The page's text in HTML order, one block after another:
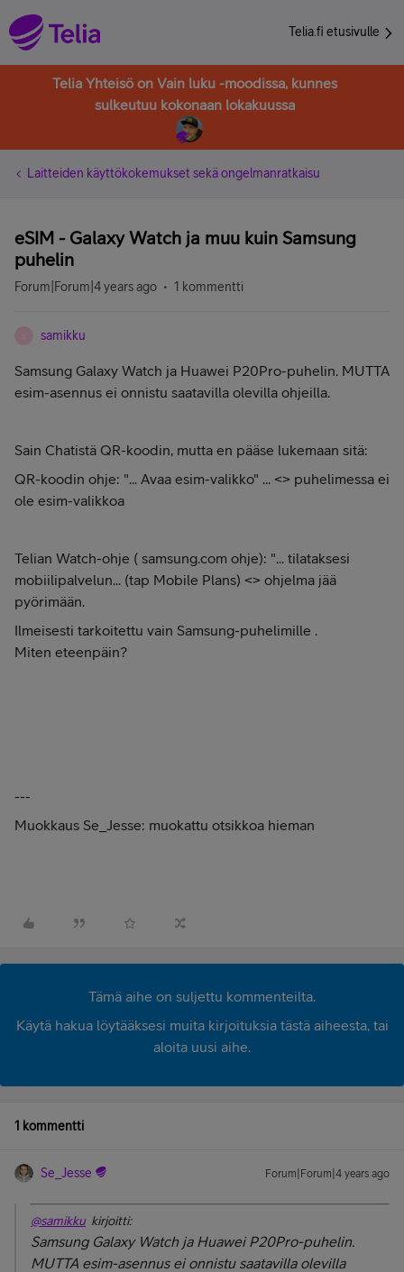
Telia.fi etusivulle
Telia Yhteisö on Vain luku -moodissa, kunnes
sulkeutuu kokonaan lokakuussa
Laitteiden käyttökokemukset sekä ongelmanratkaisu
eSIM - Galaxy Watch ja muu kuin Samsung
puhelin
Forum|Forum|4 years ago 1 kommentti
samikku
Samsung Galaxy Watch ja Huawei P20Pro-puhelin. MUTTA
esim-asennus ei onnistu saatavilla olevilla ohjeilla.
Sain Chatistä QR-koodin, mutta en pääse lukemaan sitä:
QR-koodin ohje: "... Avaa esim-valikko" ... <> puhelimessa ei
ole esim-valikkoa
Telian Watch-ohje ( samsung.com ohje): "... tilataksesi
mobiilipalvelun... (tap Mobile Plans) <> ohjelma jää
pyörimään.
Ilmeisesti tarkoitettu vain Samsung-puhelimille .
Miten eteenpäin?
---
Muokkaus Se_Jesse: muokattu otsikkoa hieman
Tämä aihe on suljettu kommenteilta.
Käytä hakua löytääksesi muita kirjoituksia tästä aiheesta, tai
aloita uusi aihe.
1 kommentti
Se_Jesse Forum|Forum|4 years ago
@samikkukirjoitti:
Samsung Galaxy Watch ja Huawei P20Pro-puhelin.
MUTTA esim-asennus ei onnistu saatavilla olevilla